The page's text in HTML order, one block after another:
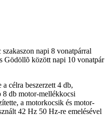
napi 8 vonatpárral
Gödöllõ között napi 10 vonatpár
célra beszerzett 4 db,
8 db motor-mellékkocsi
a motorkocsik és motor-
42 Hz 50 Hz-re emelésével